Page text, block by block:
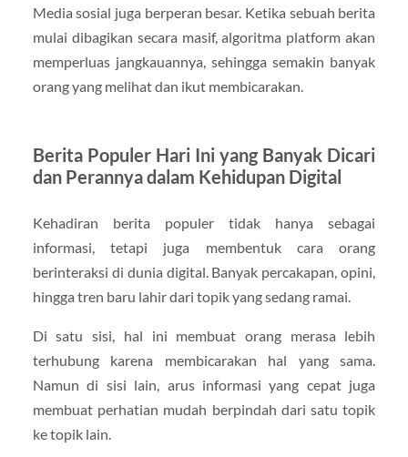
Media sosial juga berperan besar. Ketika sebuah berita
mulai dibagikan secara masif, algoritma platform akan
memperluas jangkauannya, sehingga semakin banyak
orang yang melihat dan ikut membicarakan.
Berita Populer Hari Ini yang Banyak Dicari
dan Perannya dalam Kehidupan Digital
Kehadiran berita populer tidak hanya sebagai
informasi, tetapi juga membentuk cara orang
berinteraksi di dunia digital. Banyak percakapan, opini,
hingga tren baru lahir dari topik yang sedang ramai.
Di satu sisi, hal ini membuat orang merasa lebih
terhubung karena membicarakan hal yang sama.
Namun di sisi lain, arus informasi yang cepat juga
membuat perhatian mudah berpindah dari satu topik
ke topik lain.